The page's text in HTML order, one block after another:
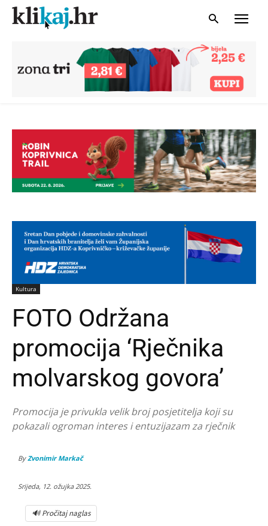
Kultura
FOTO Održana
promocija ‘Rječnika
molvarskog govora’
Promocija je privukla velik broj posjetitelja koji su
pokazali ogroman interes i entuzijazam za rječnik
By Zvonimir Markač
Srijeda, 12. ožujka 2025.
🔊 Pročitaj naglas